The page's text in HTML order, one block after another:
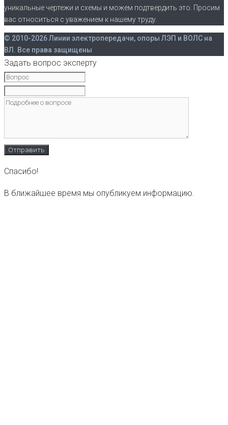
уникальные чертежи и схемы и можем подтвердить это. Просим
вас относиться с уважением к нашему труду.
© 2010-2026 Линии электропередачи, опоры ЛЭП и ВОЛС на
ВЛ. Все права защищены
Задать вопрос эксперту
Спасибо!
В ближайшее время мы опубликуем информацию.